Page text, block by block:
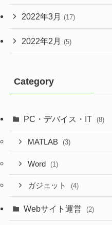
2022年3月 (17)
2022年2月 (5)
Category
PC・デバイス・IT (8)
MATLAB (3)
Word (1)
ガジェット (4)
Webサイト運営 (2)